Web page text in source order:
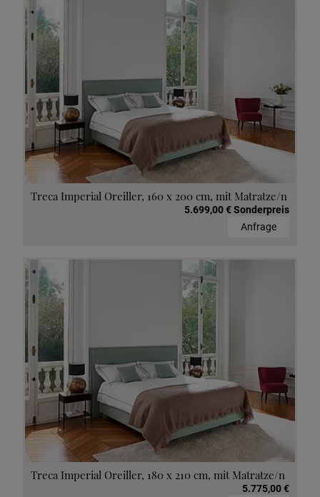
Treca Imperial Oreiller, 160 x 200 cm, mit Matratze/n
5.699,00 € Sonderpreis
Anfrage
Treca Imperial Oreiller, 180 x 210 cm, mit Matratze/n
5.775,00 €